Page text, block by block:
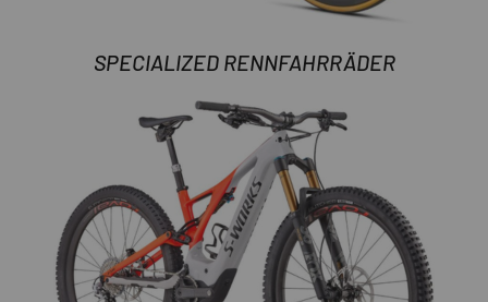
SPECIALIZED RENNFAHRRÄDER